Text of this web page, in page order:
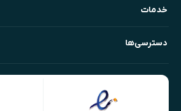
خدمات
دسترسی‌ها